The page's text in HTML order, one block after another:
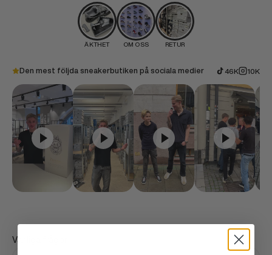
ÄKTHET OM OSS RETUR
Den mest följda sneakerbutiken på sociala medier 46K 10K
Vanliga frågor